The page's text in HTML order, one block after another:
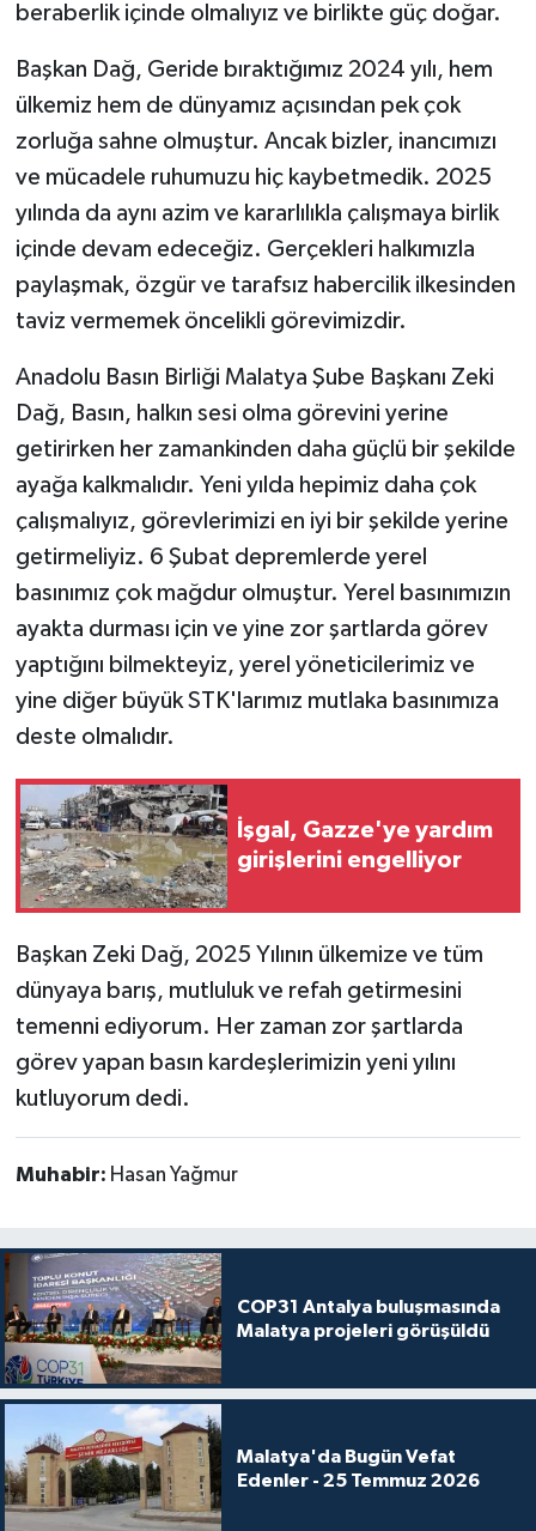
beraberlik içinde olmalıyız ve birlikte güç doğar.
Başkan Dağ, Geride bıraktığımız 2024 yılı, hem
ülkemiz hem de dünyamız açısından pek çok
zorluğa sahne olmuştur. Ancak bizler, inancımızı
ve mücadele ruhumuzu hiç kaybetmedik. 2025
yılında da aynı azim ve kararlılıkla çalışmaya birlik
içinde devam edeceğiz. Gerçekleri halkımızla
paylaşmak, özgür ve tarafsız habercilik ilkesinden
taviz vermemek öncelikli görevimizdir.
Anadolu Basın Birliği Malatya Şube Başkanı Zeki
Dağ, Basın, halkın sesi olma görevini yerine
getirirken her zamankinden daha güçlü bir şekilde
ayağa kalkmalıdır. Yeni yılda hepimiz daha çok
çalışmalıyız, görevlerimizi en iyi bir şekilde yerine
getirmeliyiz. 6 Şubat depremlerde yerel
basınımız çok mağdur olmuştur. Yerel basınımızın
ayakta durması için ve yine zor şartlarda görev
yaptığını bilmekteyiz, yerel yöneticilerimiz ve
yine diğer büyük STK'larımız mutlaka basınımıza
deste olmalıdır.
İşgal, Gazze'ye yardım
girişlerini engelliyor
Başkan Zeki Dağ, 2025 Yılının ülkemize ve tüm
dünyaya barış, mutluluk ve refah getirmesini
temenni ediyorum. Her zaman zor şartlarda
görev yapan basın kardeşlerimizin yeni yılını
kutluyorum dedi.
Muhabir: Hasan Yağmur
COP31 Antalya buluşmasında
Malatya projeleri görüşüldü
Malatya'da Bugün Vefat
Edenler - 25 Temmuz 2026